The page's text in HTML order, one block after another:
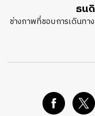
ธน
ช่างภาพที่ชอบการเดินทา